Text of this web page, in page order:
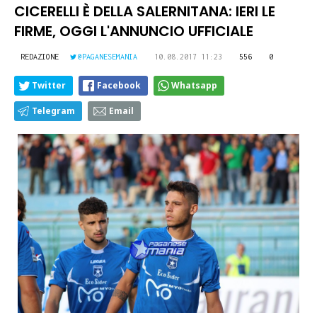
CICERELLI È DELLA SALERNITANA: IERI LE
FIRME, OGGI L'ANNUNCIO UFFICIALE
REDAZIONE @PAGANESEMANIA 10.08.2017 11:23 556 0
Twitter Facebook Whatsapp
Telegram Email